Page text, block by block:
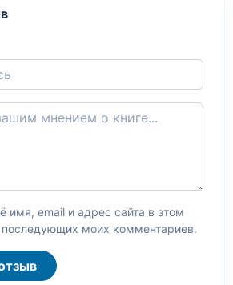
имя, email и адрес сайта в этом
последующих моих комментариев.
отзыв